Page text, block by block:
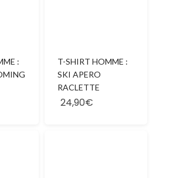
:
T-SHIRT HOMME :
SKI APERO
RACLETTE
24,90€